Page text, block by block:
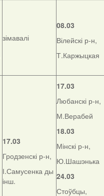
зімавалі
08.03
Вілейскі р-н,
Т.Каржыцкая
17.03
Гродзенскі р-н,
І.Самусенка ды
інш.
17.03
Любанскі р-н,
М.Верабей
18.03
Мінскі р-н,
Ю.Шашэнька
24.03
Стоўбцы,